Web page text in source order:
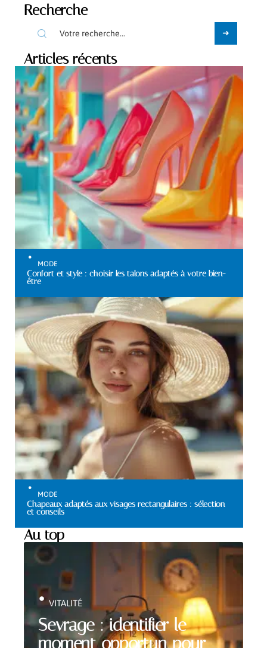
Recherche
Articles récents
MODE
Confort et style : choisir les talons adaptés à votre bien-
être
MODE
Chapeaux adaptés aux visages rectangulaires : sélection
et conseils
Au top
Sevrage : identifier le
moment opportun pour
VITALITÉ